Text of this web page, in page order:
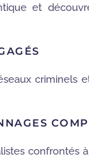
et
criminels
confrontés